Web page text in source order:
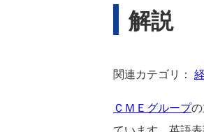
解説
関連カテゴリ：
ＣＭＥグループ